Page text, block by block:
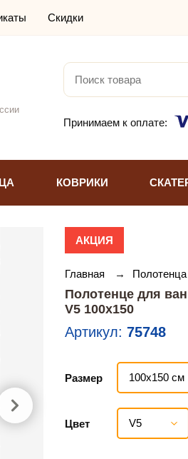
Скидки
Принимаем к оплате:
КОВРИКИ
АКЦИЯ
Главная → Полотенца
Полотенце для
V5 100х150
Артикул: 75748
Размер 100х150 см
Цвет V5